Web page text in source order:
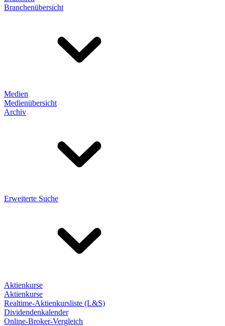
Branchenübersicht
Medien
Medienübersicht
Archiv
Erweiterte Suche
Aktienkurse
Aktienkurse
Realtime-Aktienkursliste (L&S)
Dividendenkalender
Online-Broker-Vergleich